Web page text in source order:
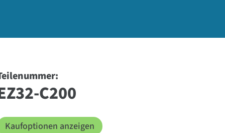
C200
Kaufoptionen anzeigen